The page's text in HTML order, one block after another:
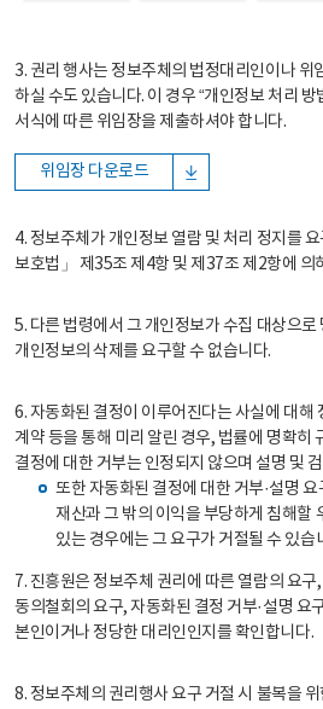
3. 권리 행사는 정보주체의 법정대리인이나 위
하실 수도 있습니다. 이 경우 “개인정보 처리
서식에 따른 위임장을 제출하셔야 합니다.
위임장 다운로드
4. 정보주체가 개인정보 열람 및 처리 정지를
보호법」 제35조 제4항 및 제37조 제2항에 의
5. 다른 법령에서 그 개인정보가 수집 대상으
개인정보의 삭제를 요구할 수 없습니다.
6. 자동화된 결정이 이루어진다는 사실에 대해
계약 등을 통해 미리 알린 경우, 법률에 명확히
결정에 대한 거부는 인정되지 않으며 설명 및
또한 자동화된 결정에 대한 거부·설명 요
재산과 그 밖의 이익을 부당하게 침해할
있는 경우에는 그 요구가 거절될 수 있습
7. 진흥원은 정보주체 권리에 따른 열람의 요구
동의철회의 요구, 자동화된 결정 거부·설명 요
본인이거나 정당한 대리인인지를 확인합니다.
8. 정보주체의 권리행사 요구 거절 시 불복을